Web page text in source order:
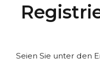
Seien Sie unter den